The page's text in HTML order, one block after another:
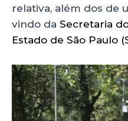
relativa, além dos de
vindo da Secretaria
Estado de São Paulo